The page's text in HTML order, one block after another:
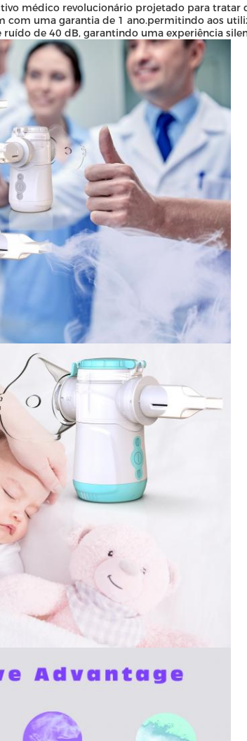
médico revolucionário projetado para tratar
com uma garantia de 1 ano.permitindo aos
de 40 dB, garantindo uma experiência